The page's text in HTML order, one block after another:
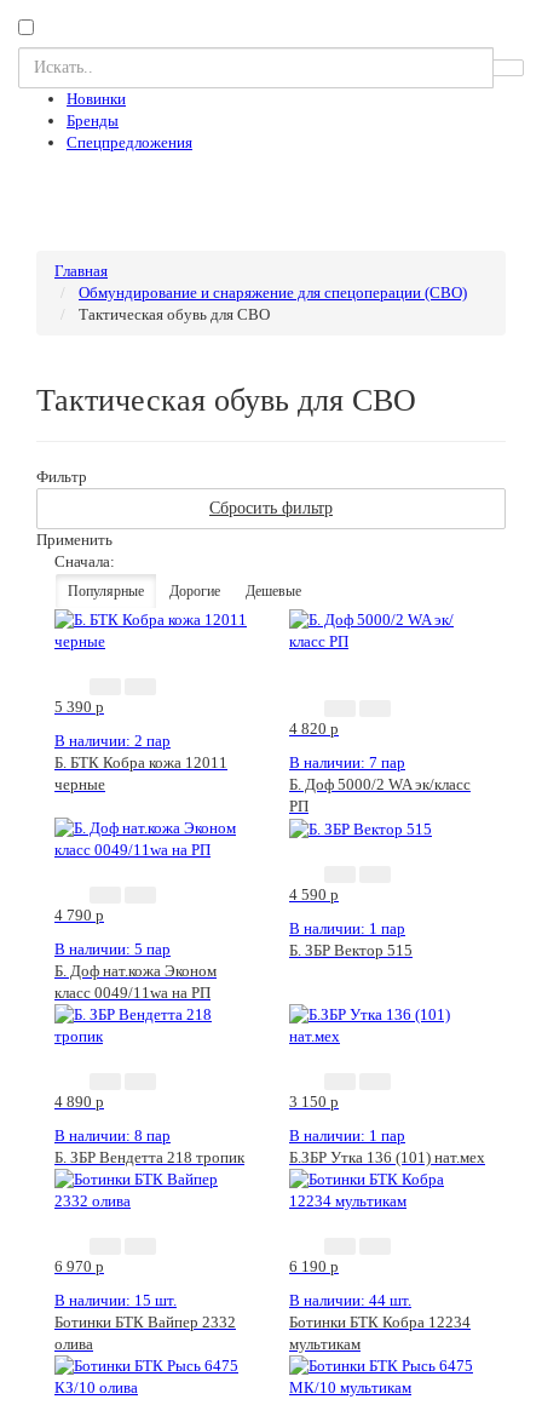
Новинки
Бренды
Спецпредложения
Главная
Обмундирование и снаряжение для спецоперации (СВО)
Тактическая обувь для СВО
Тактическая обувь для СВО
Фильтр
Сбросить фильтр
Применить
Сначала:
Популярные Дорогие Дешевые
5 390 p
В наличии: 2 пар
Б. БТК Кобра кожа 12011
черные
4 820 p
В наличии: 7 пар
Б. Доф 5000/2 WA эк/класс
РП
4 790 p
В наличии: 5 пар
Б. Доф нат.кожа Эконом
класс 0049/11wa на РП
4 590 p
В наличии: 1 пар
Б. ЗБР Вектор 515
4 890 p
В наличии: 8 пар
Б. ЗБР Вендетта 218 тропик
3 150 p
В наличии: 1 пар
Б.ЗБР Утка 136 (101) нат.мех
6 970 p
В наличии: 15 шт.
Ботинки БТК Вайпер 2332
олива
6 190 p
В наличии: 44 шт.
Ботинки БТК Кобра 12234
мультикам